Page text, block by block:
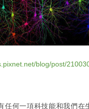
blog/post/
任何一項科技能和我們在